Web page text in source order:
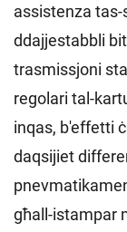
assistenza
ddajjestabbli
trasmissjoni
regolari tal-
inqas, b'effetti
daqsijiet
għall-istampar